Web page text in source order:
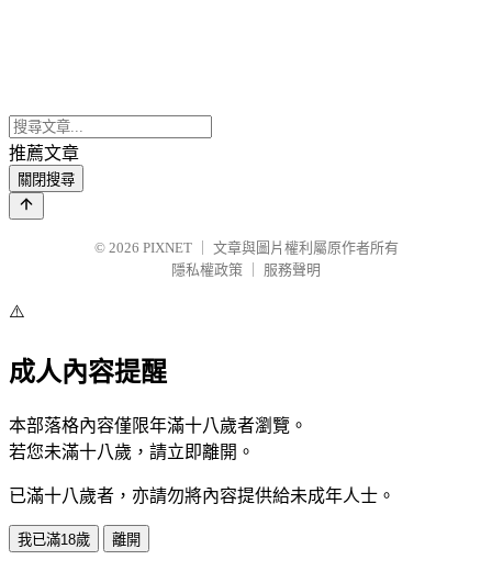
推薦文章
關閉搜尋
© 2026 PIXNET
文章與圖片權利屬原作者所有
隱私權政策
服務聲明
⚠️
成人內容提醒
本部落格內容僅限年滿十八歲者瀏覽。
若您未滿十八歲，請立即離開。
已滿十八歲者，亦請勿將內容提供給未成年人士。
我已滿18歲 離開